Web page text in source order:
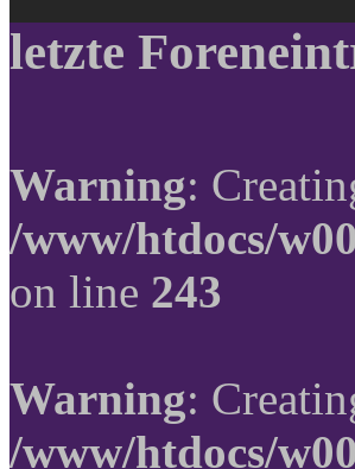
letzte
Warning:
/www/htdocs/
on line 243
Warning:
/www/htdocs/